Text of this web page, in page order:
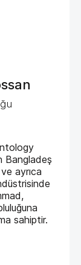
Bangladeş
ayrıca
sahiptir.